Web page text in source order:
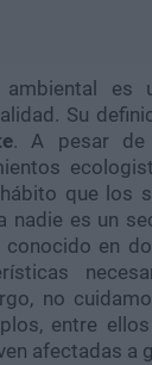
ambiental es
Su
. A pesar de
que los
nadie es un
en
no
entre
afectadas a